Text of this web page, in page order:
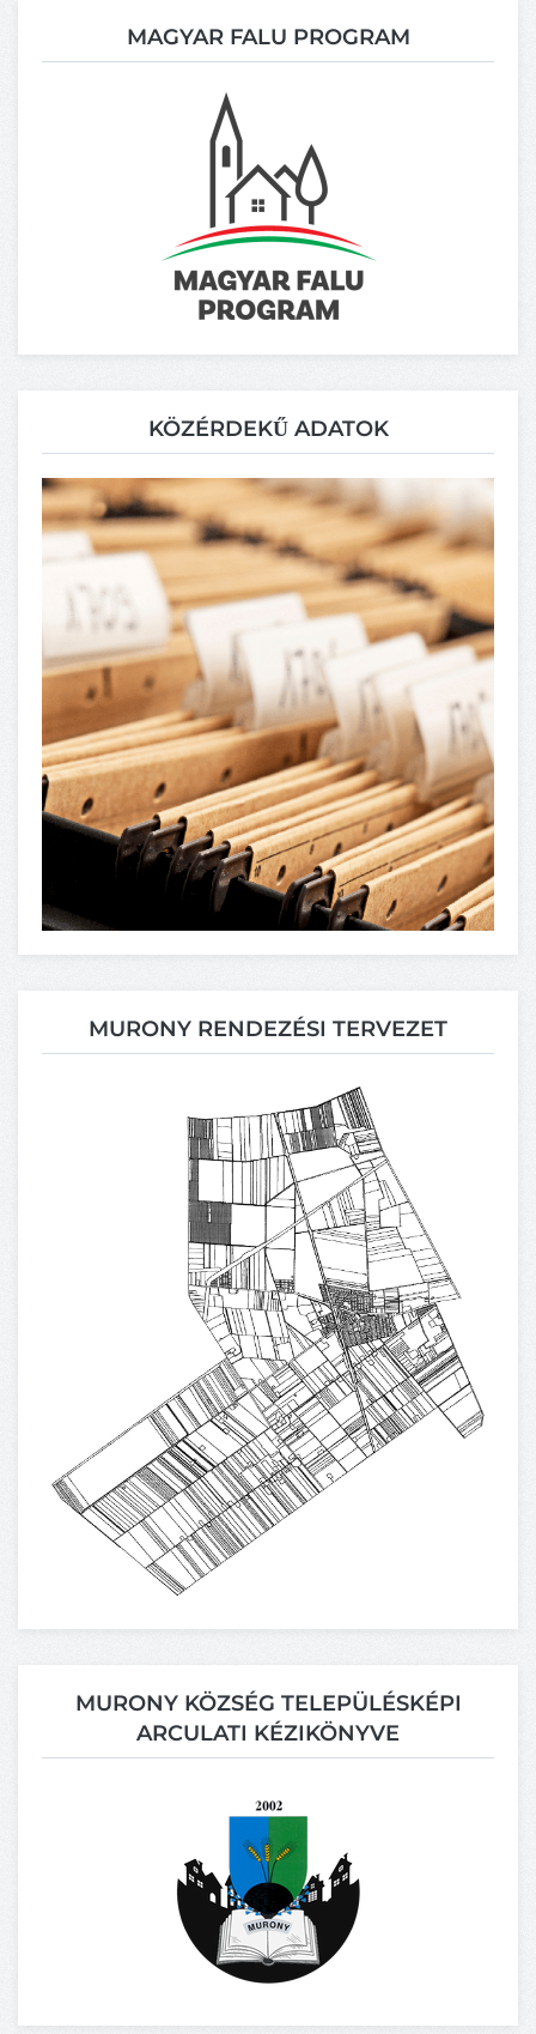
MAGYAR FALU PROGRAM
KÖZÉRDEKŰ ADATOK
MURONY RENDEZÉSI TERVEZET
MURONY KÖZSÉG TELEPÜLÉSKÉPI
ARCULATI KÉZIKÖNYVE